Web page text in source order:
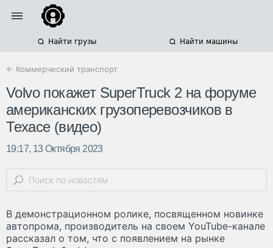
Найти грузы Найти машины
← Коммерческий транспорт
Volvo покажет SuperTruck 2 на форуме
американских грузоперевозчиков в
Техасе (видео)
19:17, 13 Октября 2023
В демонстрационном ролике, посвященном новинке
автопрома, производитель на своем YouTube-канале
рассказал о том, что с появлением на рынке